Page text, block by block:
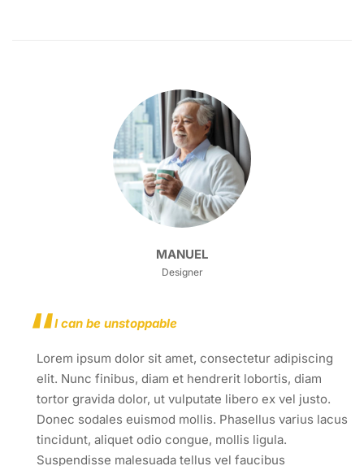
MANUEL
Designer
I can be unstoppable
Lorem ipsum dolor sit amet, consectetur adipiscing
elit. Nunc finibus, diam et hendrerit lobortis, diam
tortor gravida dolor, ut vulputate libero ex vel justo.
Donec sodales euismod mollis. Phasellus varius lacus
tincidunt, aliquet odio congue, mollis ligula.
Suspendisse malesuada tellus vel faucibus